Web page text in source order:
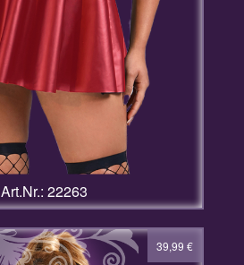
Art.Nr.: 22263
39,99 €